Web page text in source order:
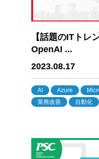
【話題のITト
OpenAI ...
2023.08.17
AI Azure
業務改善
自動化